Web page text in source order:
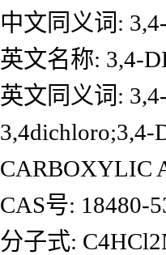
中文同义词:
英文名称: 3,4-
英文同义词:
3,4dichloro;3,4-
CARBOXYLIC
CAS号: 18480-
分子式: